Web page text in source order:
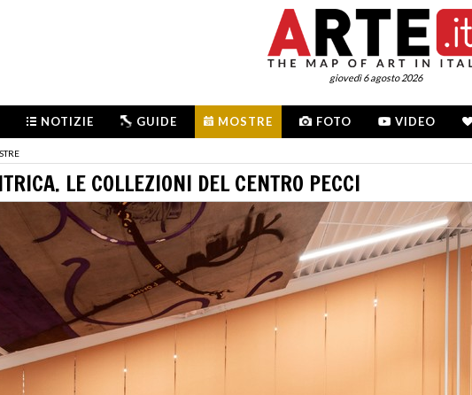
giovedì 6 agosto 2026
NOTIZIE GUIDE MOSTRE FOTO VIDEO
LE COLLEZIONI DEL CENTRO PECCI